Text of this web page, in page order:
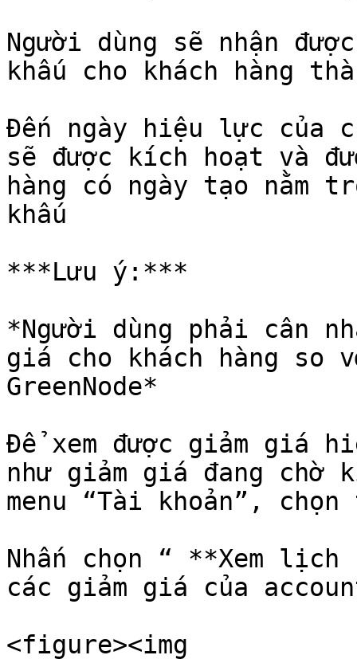
Người dùng sẽ nhận
khấu cho khách hàng
Đến ngày hiệu lực của
sẽ được kích hoạt và
hàng có ngày tạo nằm
khấu
***Lưu ý:***
*Người dùng phải cân
giá cho khách hàng so
GreenNode*
Để xem được giảm giá
như giảm giá đang chờ
menu “Tài khoản”,
Nhấn chọn “ **Xem
các giảm giá của
<figure><img